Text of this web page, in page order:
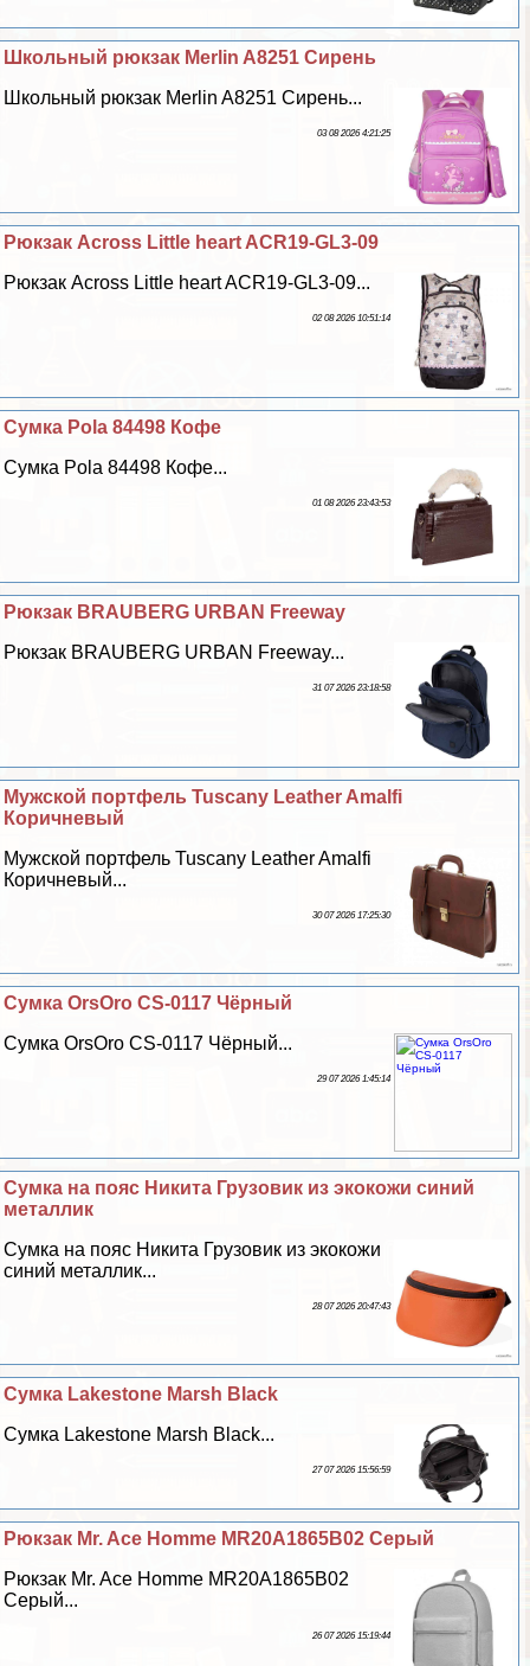
Школьный рюкзак Merlin A8251 Сирень
Школьный рюкзак Merlin A8251 Сирень...
03 08 2026 4:21:25
Рюкзак Across Little heart ACR19-GL3-09
Рюкзак Across Little heart ACR19-GL3-09...
02 08 2026 10:51:14
Сумка Pola 84498 Кофе
Сумка Pola 84498 Кофе...
01 08 2026 23:43:53
Рюкзак BRAUBERG URBAN Freeway
Рюкзак BRAUBERG URBAN Freeway...
31 07 2026 23:18:58
Мужской портфель Tuscany Leather Amalfi
Коричневый
Мужской портфель Tuscany Leather Amalfi
Коричневый...
30 07 2026 17:25:30
Сумка OrsOro CS-0117 Чёрный
Сумка OrsOro CS-0117 Чёрный...
29 07 2026 1:45:14
Сумка на пояс Никита Грузовик из экокожи синий
металлик
Сумка на пояс Никита Грузовик из экокожи
синий металлик...
28 07 2026 20:47:43
Сумка Lakestone Marsh Black
Сумка Lakestone Marsh Black...
27 07 2026 15:56:59
Рюкзак Mr. Ace Homme MR20A1865B02 Серый
Рюкзак Mr. Ace Homme MR20A1865B02
Серый...
26 07 2026 15:19:44